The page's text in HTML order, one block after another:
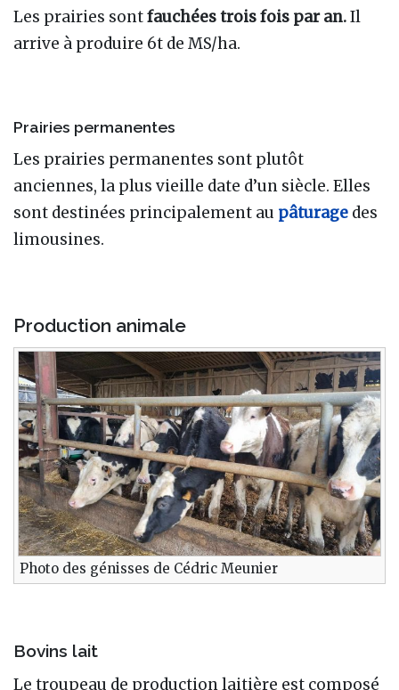
Les prairies sontfauchées trois fois par an.Il
arrive à produire 6t de MS/ha.
Prairies permanentes
Les prairies permanentes sont plutôt
anciennes, la plus vieille date d’un siècle. Elles
sont destinées principalement au pâturage des
limousines.
Production animale
Photo des génisses de Cédric Meunier
Bovins lait
Le troupeau de production laitière est composé